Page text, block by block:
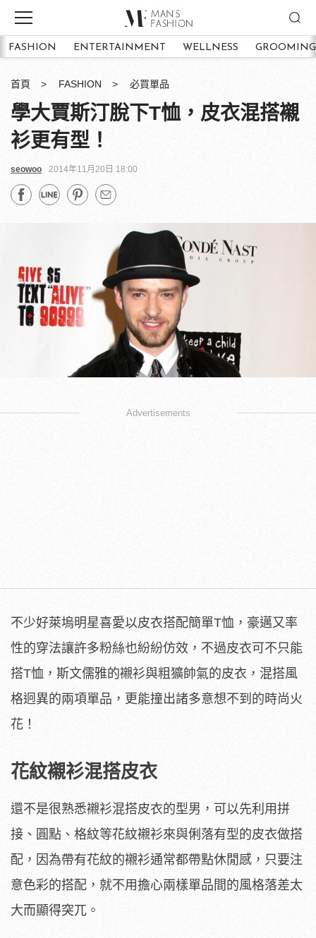
FASHION ENTERTAINMENT WELLNESS GROOMING
首頁 FASHION 必買單品
學大賈斯汀脫下T恤，皮衣混搭襯
衫更有型！
seowoo 2014年11月20日 18:00
Advertisements
不少好萊塢明星喜愛以皮衣搭配簡單T恤，豪邁又率
性的穿法讓許多粉絲也紛紛仿效，不過皮衣可不只能
搭T恤，斯文儒雅的襯衫與粗獷帥氣的皮衣，混搭風
格迥異的兩項單品，更能撞出諸多意想不到的時尚火
花！
花紋襯衫混搭皮衣
還不是很熟悉襯衫混搭皮衣的型男，可以先利用拼
接、圓點、格紋等花紋襯衫來與俐落有型的皮衣做搭
配，因為帶有花紋的襯衫通常都帶點休閒感，只要注
意色彩的搭配，就不用擔心兩樣單品間的風格落差太
大而顯得突兀。